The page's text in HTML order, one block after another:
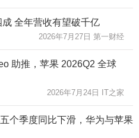
全年营收有望破千亿
2026年7月27日 第一财经
助推，苹果 2026Q2 全球
2026年7月24日 IT之家
个季度同比下滑，华为与苹果